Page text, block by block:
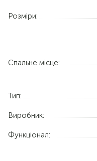
Розміри:
Спальне місце:
Тип:
Виробник:
Функціонал: